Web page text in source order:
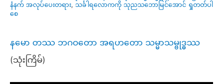
နံနက် အလုပ်ပေးတရား, သင်္ခါရလောကကို သုညသဘောမြင်အောင် ရှုတတ်ပါ
စေ
နမော တဿ ဘဂဝတော အရဟတော သမ္မာသမ္ဗုဒ္ဓဿ
(သုံးကြိမ်)